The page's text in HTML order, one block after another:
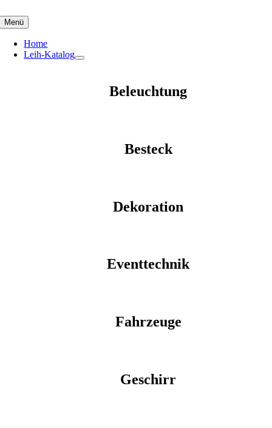
to
content
Menü
Home
Leih-Katalog
Beleuchtung
Besteck
Dekoration
Eventtechnik
Fahrzeuge
Geschirr